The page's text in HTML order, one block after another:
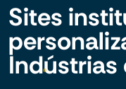
Sites
Indústrias